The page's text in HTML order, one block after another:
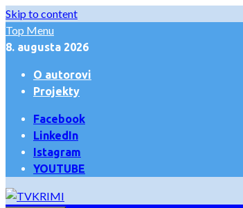
Skip to content
Top Menu
8. augusta 2026
O autorovi
Projekty
Facebook
LinkedIn
Istagram
YOUTUBE